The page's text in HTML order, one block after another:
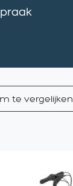
te vergelijken